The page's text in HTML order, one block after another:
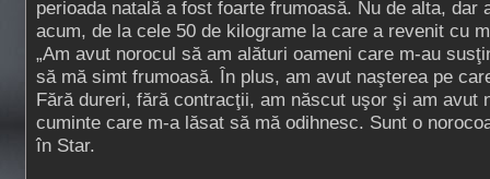
perioada natală a fost foarte frumoasă. Nu de alta, dar
acum, de la cele 50 de kilograme la care a revenit cu
„Am avut norocul să am alături oameni care m-au
să mă simt frumoasă. În plus, am avut naşterea pe
Fără dureri, fără contracţii, am născut uşor şi am avut
cuminte care m-a lăsat să mă odihnesc. Sunt o
în Star.